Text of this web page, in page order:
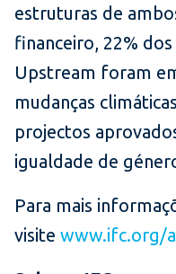
estruturas de
financeiro, 22%
Upstream foram
mudanças
projectos
igualdade de
Para mais
visite www.ifc.org/